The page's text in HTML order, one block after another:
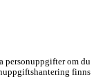
personuppgifter om du
finns